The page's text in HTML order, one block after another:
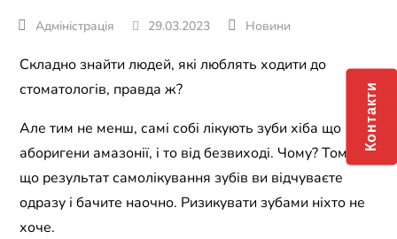
29.03.2023 Новини
Складно знайти людей, які люблять ходити до
стоматологів, правда ж?
Але тим не менш, самі собі лікують зуби хіба що
аборигени амазонії, і то від безвиході. Чому? Тому
що результат самолікування зубів ви відчуваєте
одразу і бачите наочно. Ризикувати зубами ніхто не
хоче.
Контакти